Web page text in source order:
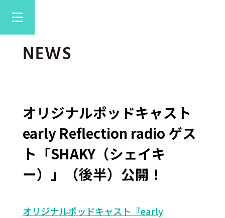
NEWS
オリジナルポッドキャスト
early Reflection radio ゲス
ト「SHAKY（シェイキ
ー）」（後半）公開！
オリジナルポッドキャスト『early